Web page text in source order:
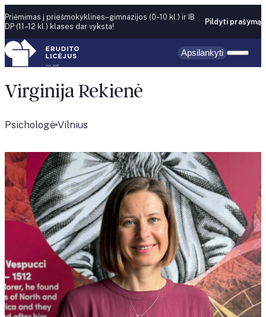
Skip to content
Priėmimas į priešmokyklines–gimnazijos (0–10 kl.) ir IB
DP (11–12 kl.) klases dar vyksta!
Pildyti prašymą
Apsilankyti
Virginija Rekienė
Psichologė Vilnius